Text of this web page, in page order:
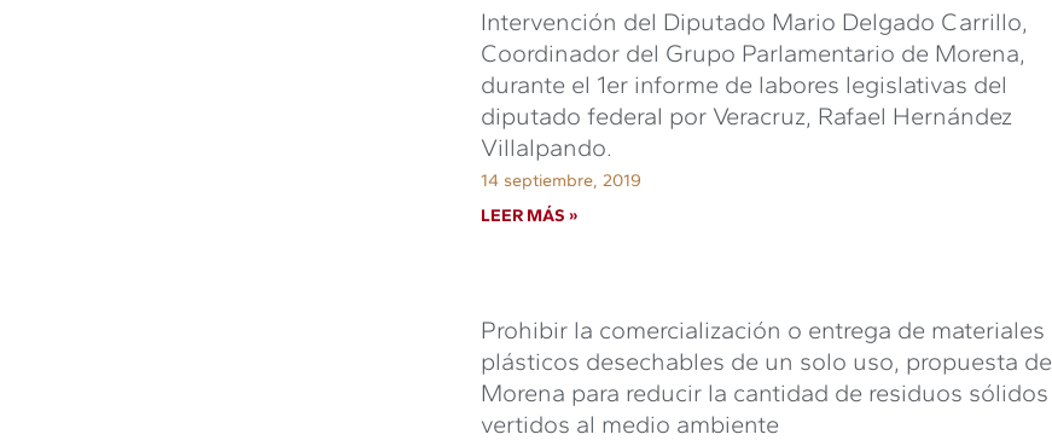
Intervención del Diputado Mario Delgado Carrillo,
Coordinador del Grupo Parlamentario de Morena,
durante el 1er informe de labores legislativas del
diputado federal por Veracruz, Rafael Hernández
Villalpando.
14 septiembre, 2019
LEER MÁS »
Prohibir la comercialización o entrega de materiales
plásticos desechables de un solo uso, propuesta de
Morena para reducir la cantidad de residuos sólidos
vertidos al medio ambiente